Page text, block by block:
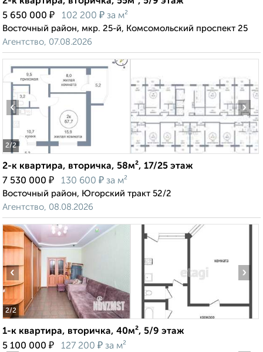
5 650 000 ₽ 102 200 ₽ за м²
Восточный район, мкр. 25-й, Комсомольский проспект 25
Агентство, 07.08.2026
2/2
‹ ›
2-к квартира, вторичка, 58м², 17/25 этаж
7 530 000 ₽ 130 600 ₽ за м²
Восточный район, Югорский тракт 52/2
Агентство, 08.08.2026
2/2
‹ ›
1-к квартира, вторичка, 40м², 5/9 этаж
5 100 000 ₽ 127 200 ₽ за м²